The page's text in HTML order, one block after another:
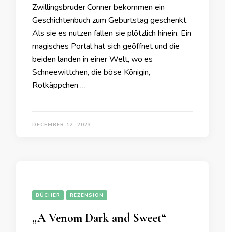
Zwillingsbruder Conner bekommen ein
Geschichtenbuch zum Geburtstag geschenkt.
Als sie es nutzen fallen sie plötzlich hinein. Ein
magisches Portal hat sich geöffnet und die
beiden landen in einer Welt, wo es
Schneewittchen, die böse Königin,
Rotkäppchen …
DECEMBER 12, 2023
BÜCHER REZENSION
„A Venom Dark and Sweet“